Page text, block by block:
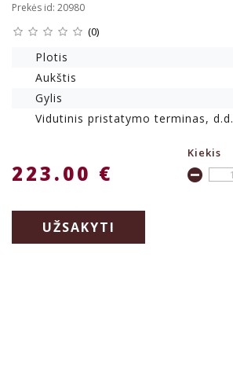
Prekės id: 20980
(0)
Plotis
Aukštis
Gylis
Vidutinis pristatymo terminas, d.d.
223.00 €
Kiekis
UŽSAKYTI